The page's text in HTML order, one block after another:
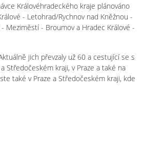
Královéhradeckého kraje plánováno
- Letohrad/Rychnov nad Kněžnou -
Meziměstí - Broumov a Hradec Králové -
jich převzaly už 60 a cestující se s
Středočeském kraji, v Praze a také na
také v Praze a Středočeském kraji, kde